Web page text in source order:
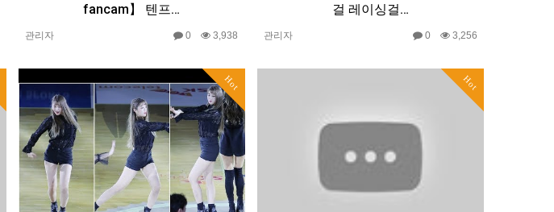
fancam】 텐프…
관리자 0 3,938
걸 레이싱걸…
관리자 0 3,256
Hot Hot